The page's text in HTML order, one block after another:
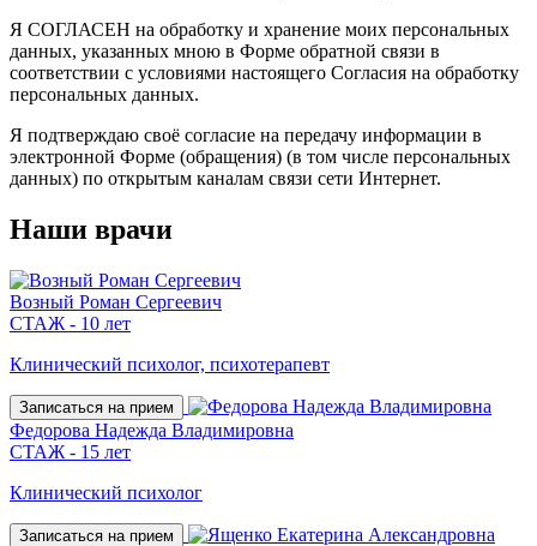
Я СОГЛАСЕН на обработку и хранение моих персональных
данных, указанных мною в Форме обратной связи в
соответствии с условиями настоящего Согласия на обработку
персональных данных.
Я подтверждаю своё согласие на передачу информации в
электронной Форме (обращения) (в том числе персональных
данных) по открытым каналам связи сети Интернет.
Наши врачи
Возный Роман Сергеевич
СТАЖ - 10 лет
Клинический психолог, психотерапевт
Записаться на прием
Федорова Надежда Владимировна
СТАЖ - 15 лет
Клинический психолог
Записаться на прием